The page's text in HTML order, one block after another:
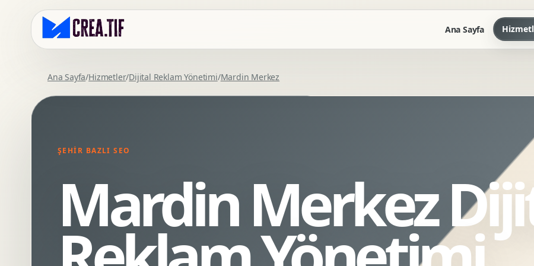
Ana Sayfa
Kurumsal Web Tasarim
SEO Uyumlu Web Tasarim
Webflow Web Tasarim
Framer Web Tasarim
Kurumsal Site Yenileme
Prototip Tasarimi
Dashboard UI Tasarimi
Conversion UX Optimizasyonu
Ofis Ici Gorsel Kimlik
Kurumsal Katalog Tasarimi
Ana Sayfa/Hizmetler/Dijital Reklam Yönetimi/Mardin Merkez
ŞEHIR BAZLI SEO
Mardin Merkez